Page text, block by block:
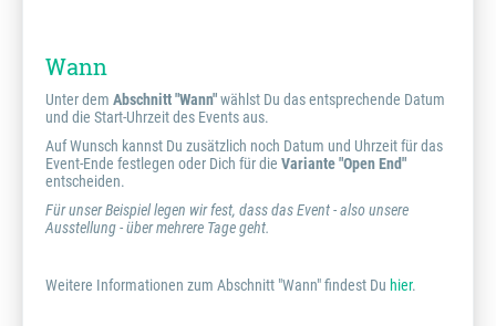
Wann
Unter dem Abschnitt "Wann"wählst Du das entsprechende Datum
und die Start-Uhrzeit des Events aus.
Auf Wunsch kannst Du zusätzlich noch Datum und Uhrzeit für das
Event-Ende festlegen oder Dich für die Variante "Open End"
entscheiden.
Für unser Beispiel legen wir fest, dass das Event - also unsere
Ausstellung - über mehrere Tage geht.
Weitere Informationen zum Abschnitt "Wann" findest Du hier.